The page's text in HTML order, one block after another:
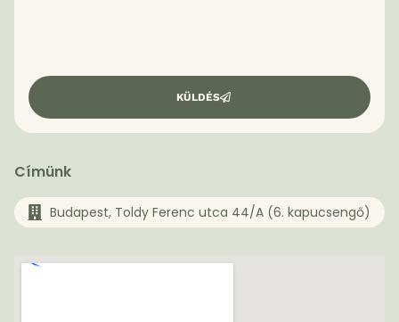
KÜLDÉS
Címünk
Budapest, Toldy Ferenc utca 44/A (6. kapucsengő)